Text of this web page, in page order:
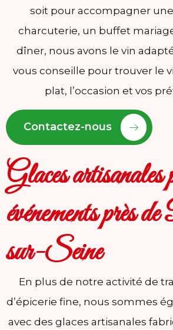
soit pour accompagner
charcuterie, un buffet
dîner, nous avons le vin
vous conseille pour trouver le
plat, l’occasion et vos
Contactez-nous
Glaces artisanales
événements près
sur-Seine
En plus de notre activité de
d’épicerie fine, nous sommes
avec des glaces artisanales